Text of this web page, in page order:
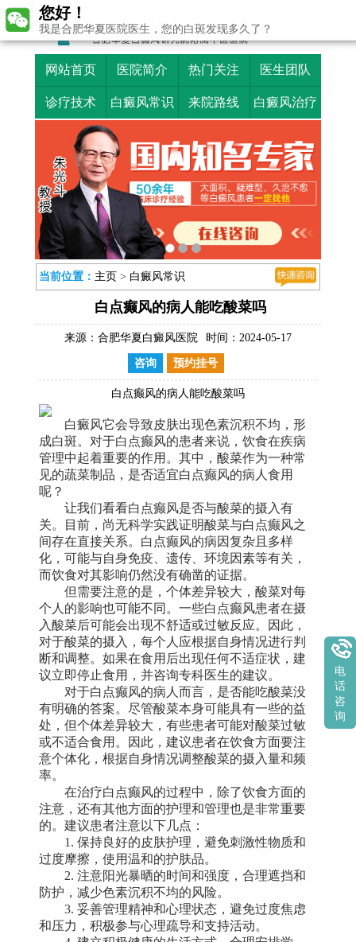
网站首页 医院简介 热门关注 医生团队
诊疗技术 白癜风常识 来院路线 白癜风治疗
当前位置： 主页 > 白癜风常识
白点癫风的病人能吃酸菜吗
来源： 合肥华夏白癜风医院 时间：2024-05-17
咨询 预约挂号
白点癫风的病人能吃酸菜吗
白癜风它会导致皮肤出现色素沉积不均，形
成白斑。对于白点癫风的患者来说，饮食在疾病
管理中起着重要的作用。其中，酸菜作为一种常
见的蔬菜制品，是否适宜白点癫风的病人食用
呢？
让我们看看白点癫风是否与酸菜的摄入有
关。目前，尚无科学实践证明酸菜与白点癫风之
间存在直接关系。白点癫风的病因复杂且多样
化，可能与自身免疫、遗传、环境因素等有关，
而饮食对其影响仍然没有确凿的证据。
但需要注意的是，个体差异较大，酸菜对每
个人的影响也可能不同。一些白点癫风患者在摄
入酸菜后可能会出现不舒适或过敏反应。因此，
对于酸菜的摄入，每个人应根据自身情况进行判
断和调整。如果在食用后出现任何不适症状，建
议立即停止食用，并咨询专科医生的建议。
对于白点癫风的病人而言，是否能吃酸菜没
有明确的答案。尽管酸菜本身可能具有一些的益
处，但个体差异较大，有些患者可能对酸菜过敏
或不适合食用。因此，建议患者在饮食方面要注
意个体化，根据自身情况调整酸菜的摄入量和频
率。
在治疗白点癫风的过程中，除了饮食方面的
注意，还有其他方面的护理和管理也是非常重要
的。建议患者注意以下几点：
1. 保持良好的皮肤护理，避免刺激性物质和
过度摩擦，使用温和的护肤品。
2. 注意阳光暴晒的时间和强度，合理遮挡和
防护，减少色素沉积不均的风险。
3. 妥善管理精神和心理状态，避免过度焦虑
和压力，积极参与心理疏导和支持活动。
您好！
我是合肥华夏医院医生，您的白斑发现多久了？
电
话
咨
询